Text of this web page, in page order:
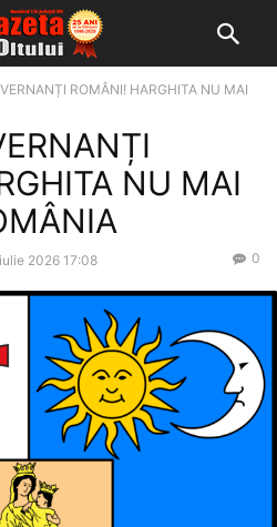
ROMÂNI! HARGHITA NU MAI
NU MAI
2026 17:08 0